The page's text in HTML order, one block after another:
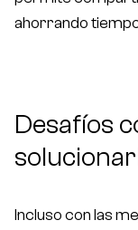
ahorrando
Desafíos
Incluso con las